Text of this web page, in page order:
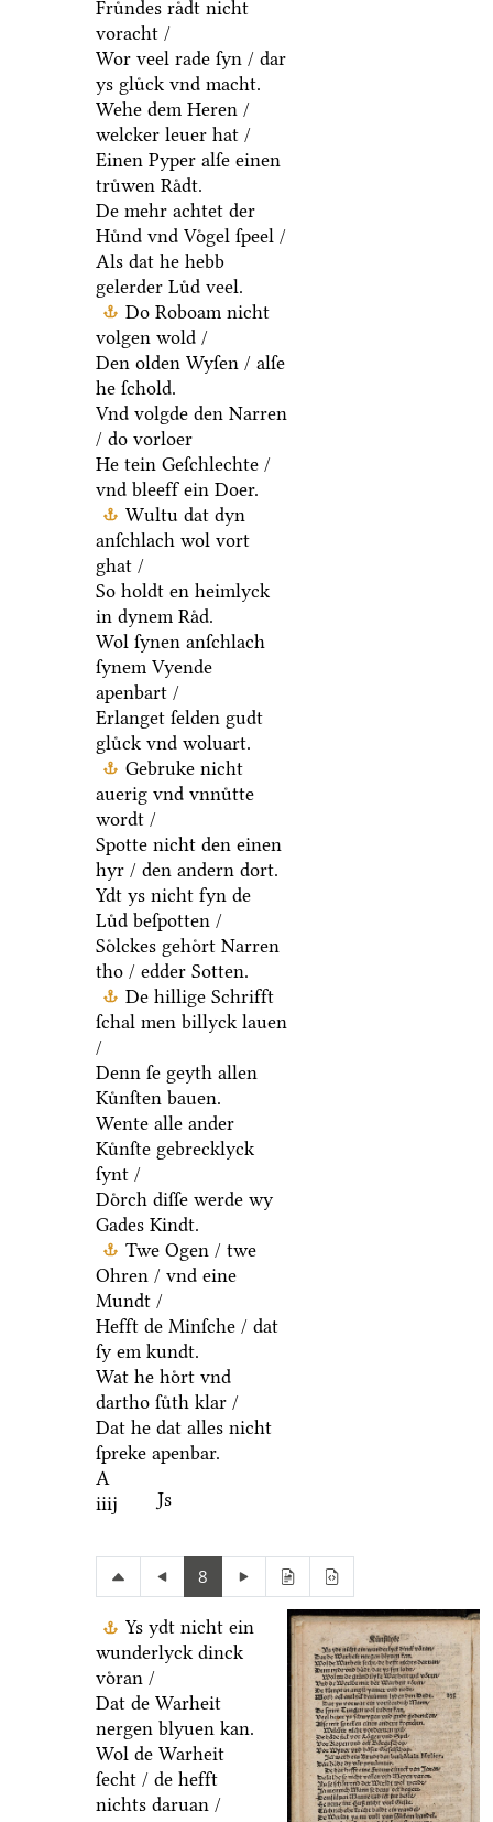
Fruͤndes raͤdt nicht
voracht /
Wor veel rade ſyn / dar
ys gluͤck vnd macht.
Wehe dem Heren /
welcker leuer hat /
Einen Pyper alſe einen
truͤwen Raͤdt.
De mehr achtet der
Huͤnd vnd Voͤgel ſpeel /
Als dat he hebb
gelerder Luͤd veel.
Do Roboam nicht
volgen wold /
Den olden Wyſen / alſe
he ſchold.
Vnd volgde den Narren
/ do vorloer
He tein Geſchlechte /
vnd bleeff ein Doer.
Wultu dat dyn
anſchlach wol vort
ghat /
So holdt en heimlyck
in dynem Raͤd.
Wol ſynen anſchlach
ſynem Vyende
apenbart /
Erlanget ſelden gudt
gluͤck vnd woluart.
Gebruke nicht
auerig vnd vnnuͤtte
wordt /
Spotte nicht den einen
hyr / den andern dort.
Ydt ys nicht fyn de
Luͤd beſpotten /
Soͤlckes gehoͤrt Narren
tho / edder Sotten.
De hillige Schrifft
ſchal men billyck lauen
/
Denn ſe geyth allen
Kuͤnſten bauen.
Wente alle ander
Kuͤnſte gebrecklyck
ſynt /
Doͤrch diſſe werde wy
Gades Kindt.
Twe Ogen / twe
Ohren / vnd eine
Mundt /
Hefft de Minſche / dat
ſy em kundt.
Wat he hoͤrt vnd
dartho ſuͤth klar /
Dat he dat alles nicht
ſpreke apenbar.
A
iiij
Js
8
Ys ydt nicht ein
wunderlyck dinck
voͤran /
Dat de Warheit
nergen blyuen kan.
Wol de Warheit
ſecht / de hefft
nichts daruan /